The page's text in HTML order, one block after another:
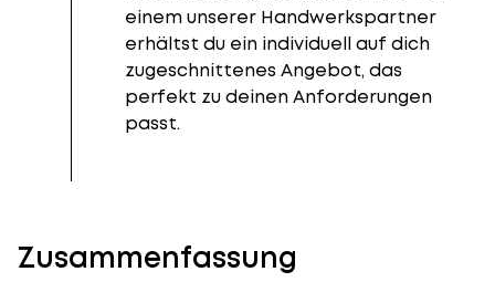
einem unserer Handwerkspartner
erhältst du ein individuell auf dich
zugeschnittenes Angebot, das
perfekt zu deinen Anforderungen
passt.
Zusammenfassung